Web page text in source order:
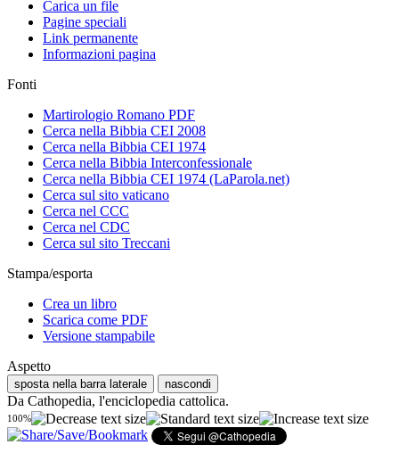
Carica un file
Pagine speciali
Link permanente
Informazioni pagina
Fonti
Martirologio Romano PDF
Cerca nella Bibbia CEI 2008
Cerca nella Bibbia CEI 1974
Cerca nella Bibbia Interconfessionale
Cerca nella Bibbia CEI 1974 (LaParola.net)
Cerca sul sito vaticano
Cerca nel CCC
Cerca nel CDC
Cerca sul sito Treccani
Stampa/esporta
Crea un libro
Scarica come PDF
Versione stampabile
Aspetto
sposta nella barra laterale nascondi
Da Cathopedia, l'enciclopedia cattolica.
100%